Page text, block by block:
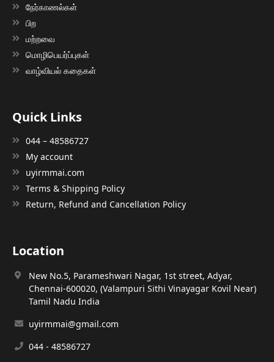
நேர்காணல்கள்
பிற
மற்றவை
மொழிபெயர்ப்புகள்
வாழ்வியல் கதைகள்
Quick Links
044 – 48586727
My account
uyirmmai.com
Terms & Shipping Policy
Return, Refund and Cancellation Policy
Location
New No.5, Parameshwari Nagar, 1st street, Adyar,
Chennai-600020, (Valampuri Sithi Vinayagar Kovil Near)
Tamil Nadu India
uyirmmai@gmail.com
044 - 48586727